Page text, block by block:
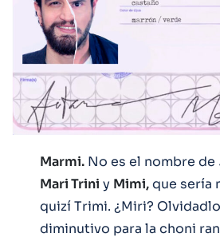
Marmi. No es el nombre de
Mari Trini y Mimi,que sería
quizí Trimi. ¿Miri?
diminutivo para la choni